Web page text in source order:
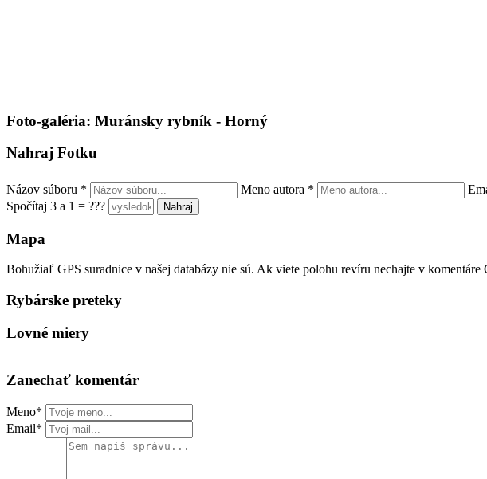
Foto-galéria: Muránsky rybník - Horný
Nahraj Fotku
Názov súboru * Meno autora *
Spočítaj 3 a 1 = ???
Mapa
Bohužiaľ GPS suradnice v našej databázy nie sú. Ak viete polohu revíru nechajte v
Rybárske preteky
Lovné miery
Zanechať komentár
Meno*
Email*